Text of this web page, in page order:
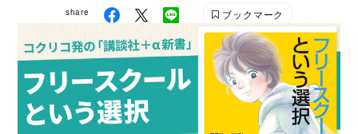
share ブックマーク